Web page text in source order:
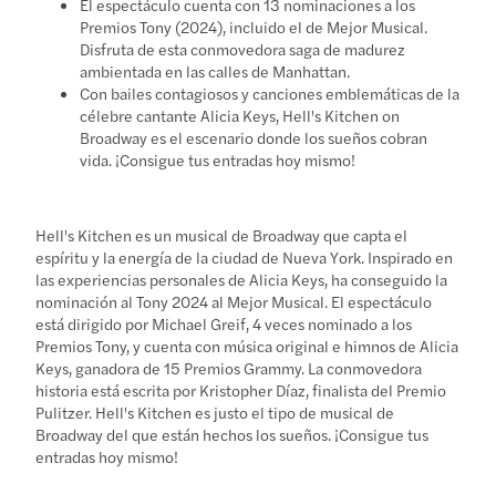
Premios Tony (2024), incluido el de Mejor Musical.
Disfruta de esta conmovedora saga de madurez
ambientada en las calles de Manhattan.
Con bailes contagiosos y canciones emblemáticas de la
célebre cantante Alicia Keys, Hell's Kitchen on
Broadway es el escenario donde los sueños cobran
vida. ¡Consigue tus entradas hoy mismo!
Hell's Kitchen es un musical de Broadway que capta el
espíritu y la energía de la ciudad de Nueva York. Inspirado en
las experiencias personales de Alicia Keys, ha conseguido la
nominación al Tony 2024 al Mejor Musical. El espectáculo
está dirigido por Michael Greif, 4 veces nominado a los
Premios Tony, y cuenta con música original e himnos de Alicia
Keys, ganadora de 15 Premios Grammy. La conmovedora
historia está escrita por Kristopher Díaz, finalista del Premio
Pulitzer. Hell's Kitchen es justo el tipo de musical de
Broadway del que están hechos los sueños. ¡Consigue tus
entradas hoy mismo!